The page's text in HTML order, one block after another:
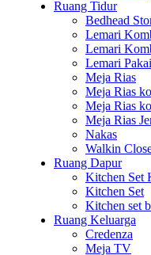
Ruang Tidur
Bedhead
Lemari
Lemari
Lemari
Meja Rias
Meja Rias
Meja Rias
Meja Rias
Nakas
Walkin
Ruang Dapur
Kitchen Set
Kitchen Set
Kitchen set
Ruang Keluarga
Credenza
Meja TV